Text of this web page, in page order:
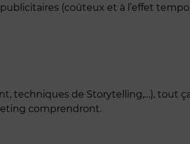
(coûteux et à l’effet
techniques de Storytelling,…), tout
comprendront.